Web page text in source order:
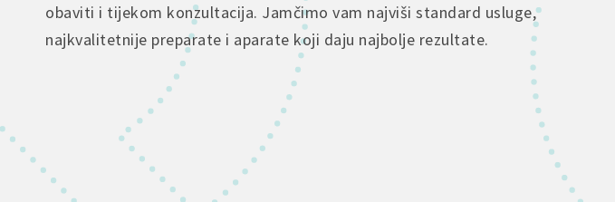
obaviti i tijekom konzultacija. Jamčimo vam najviši standard usluge,
najkvalitetnije preparate i aparate koji daju najbolje rezultate.